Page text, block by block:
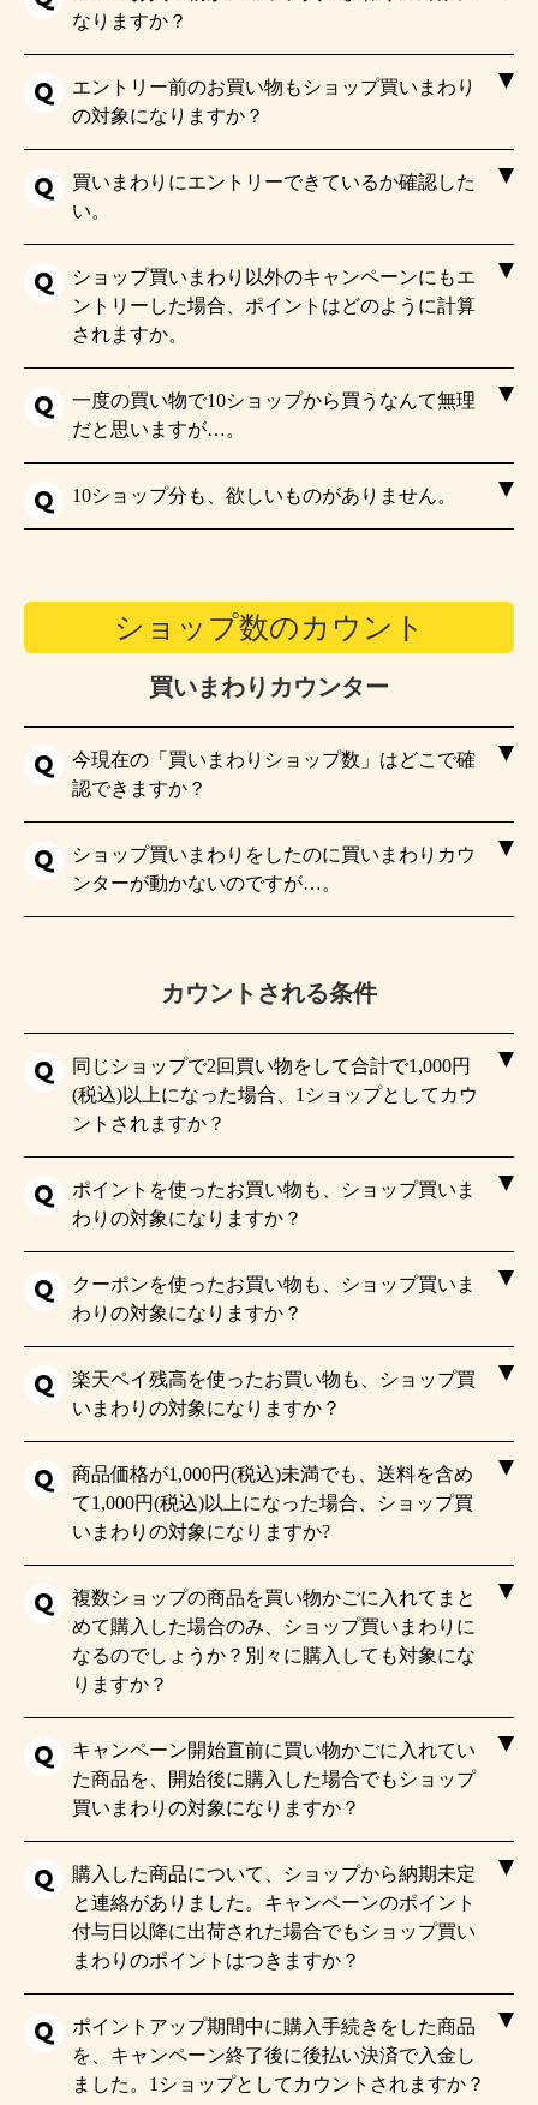
なりますか？
エントリー前のお買い物もショップ買いまわり
の対象になりますか？
買いまわりにエントリーできているか確認した
い。
ショップ買いまわり以外のキャンペーンにもエ
ントリーした場合、ポイントはどのように計算
されますか。
一度の買い物で10ショップから買うなんて無理
だと思いますが…。
10ショップ分も、欲しいものがありません。
ショップ数のカウント
買いまわりカウンター
今現在の「買いまわりショップ数」はどこで確
認できますか？
ショップ買いまわりをしたのに買いまわりカウ
ンターが動かないのですが…。
カウントされる条件
同じショップで2回買い物をして合計で1,000円
(税込)以上になった場合、1ショップとしてカウ
ントされますか？
ポイントを使ったお買い物も、ショップ買いま
わりの対象になりますか？
クーポンを使ったお買い物も、ショップ買いま
わりの対象になりますか？
楽天ペイ残高を使ったお買い物も、ショップ買
いまわりの対象になりますか？
商品価格が1,000円(税込)未満でも、送料を含め
て1,000円(税込)以上になった場合、ショップ買
いまわりの対象になりますか?
複数ショップの商品を買い物かごに入れてまと
めて購入した場合のみ、ショップ買いまわりに
なるのでしょうか？別々に購入しても対象にな
りますか？
キャンペーン開始直前に買い物かごに入れてい
た商品を、開始後に購入した場合でもショップ
買いまわりの対象になりますか？
購入した商品について、ショップから納期未定
と連絡がありました。キャンペーンのポイント
付与日以降に出荷された場合でもショップ買い
まわりのポイントはつきますか？
ポイントアップ期間中に購入手続きをした商品
を、キャンペーン終了後に後払い決済で入金し
ました。1ショップとしてカウントされますか？